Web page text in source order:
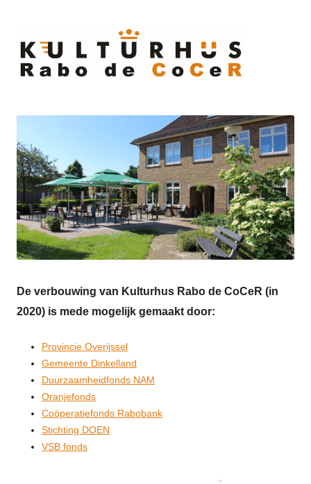
De verbouwing van Kulturhus Rabo de CoCeR (in
2020) is mede mogelijk gemaakt door:
Provincie Overijssel
Gemeente Dinkelland
Duurzaamheidfonds NAM
Oranjefonds
Coöperatiefonds Rabobank
Stichting DOEN
VSB fonds